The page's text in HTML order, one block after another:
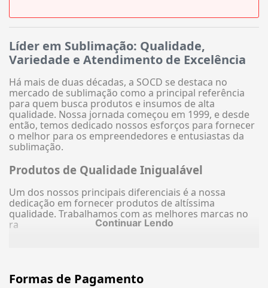
Líder em Sublimação: Qualidade,
Variedade e Atendimento de Excelência
Há mais de duas décadas, a SOCD se destaca no
mercado de sublimação como a principal referência
para quem busca produtos e insumos de alta
qualidade. Nossa jornada começou em 1999, e desde
então, temos dedicado nossos esforços para fornecer
o melhor para os empreendedores e entusiastas da
sublimação.
Produtos de Qualidade Inigualável
Um dos nossos principais diferenciais é a nossa
dedicação em fornecer produtos de altíssima
qualidade. Trabalhamos com as melhores marcas no
ra
Continuar Lendo
Formas de Pagamento